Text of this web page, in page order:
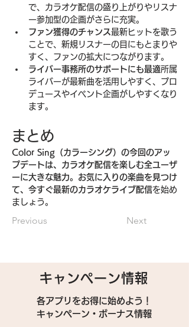
で、カラオケ配信の盛り上がりやリスナ
ー参加型の企画がさらに充実。
ファン獲得のチャンス最新ヒットを歌う
ことで、新規リスナーの目にもとまりや
すく、ファンの拡大につながります。
ライバー事務所のサポートにも最適所属
ライバーが最新曲を活用しやすく、プロ
デュースやイベント企画がしやすくなり
ます。
まとめ
Color Sing（カラーシング）の今回のアッ
プデートは、カラオケ配信を楽しむ全ユーザ
ーに大きな魅力。お気に入りの楽曲を見つけ
て、今すぐ最新のカラオケライブ配信を始め
ましょう。
Previous Next
キャンペーン情報
各アプリをお得に始めよう！
キャンペーン・ボーナス情報